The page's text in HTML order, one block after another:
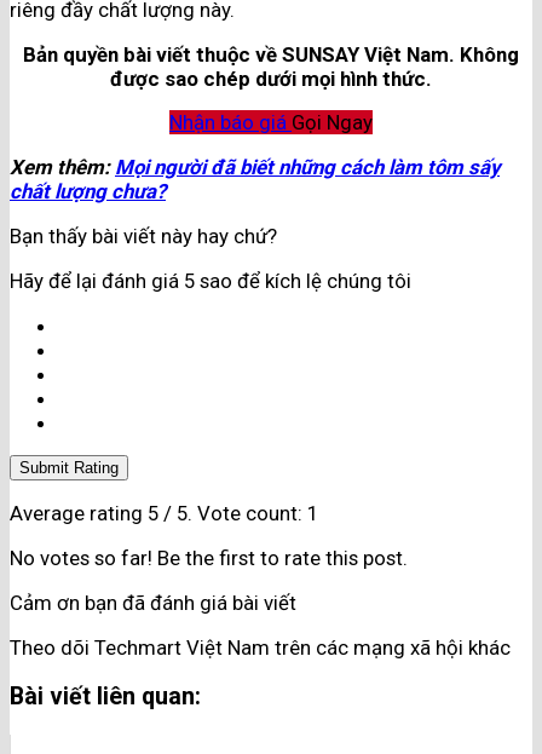
riêng đầy chất lượng này.
Bản quyền bài viết thuộc về SUNSAY Việt Nam. Không
được sao chép dưới mọi hình thức.
Nhận báo giá Gọi Ngay
Xem thêm: Mọi người đã biết những cách làm tôm sấy
chất lượng chưa?
Bạn thấy bài viết này hay chứ?
Hãy để lại đánh giá 5 sao để kích lệ chúng tôi
Submit Rating
Average rating 5 / 5. Vote count: 1
No votes so far! Be the first to rate this post.
Cảm ơn bạn đã đánh giá bài viết
Theo dõi Techmart Việt Nam trên các mạng xã hội khác
Bài viết liên quan: